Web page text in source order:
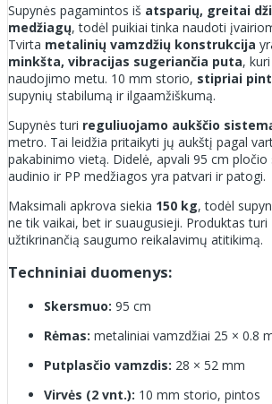
Supynės pagamintos iš atsparių, greitai
medžiagų, todėl puikiai tinka naudoti
Tvirta metalinių vamzdžių konstrukcija
minkšta, vibracijas sugeriančia puta,
naudojimo metu. 10 mm storio, stipriai
supynių stabilumą ir ilgaamžiškumą.
Supynės turi reguliuojamo aukščio
metro. Tai leidžia pritaikyti jų aukštį pagal
pakabinimo vietą. Didelė, apvali 95 cm
audinio ir PP medžiagos yra patvari ir patogi.
Maksimali apkrova siekia 150 kg, todėl
ne tik vaikai, bet ir suaugusieji. Produktas turi
užtikrinančią saugumo reikalavimų atitikimą.
Techniniai duomenys:
Skersmuo: 95 cm
Rėmas: metaliniai vamzdžiai 25 × 0.8
Putplasčio vamzdis: 28 × 52 mm
Virvės (2 vnt.): 10 mm storio, pintos